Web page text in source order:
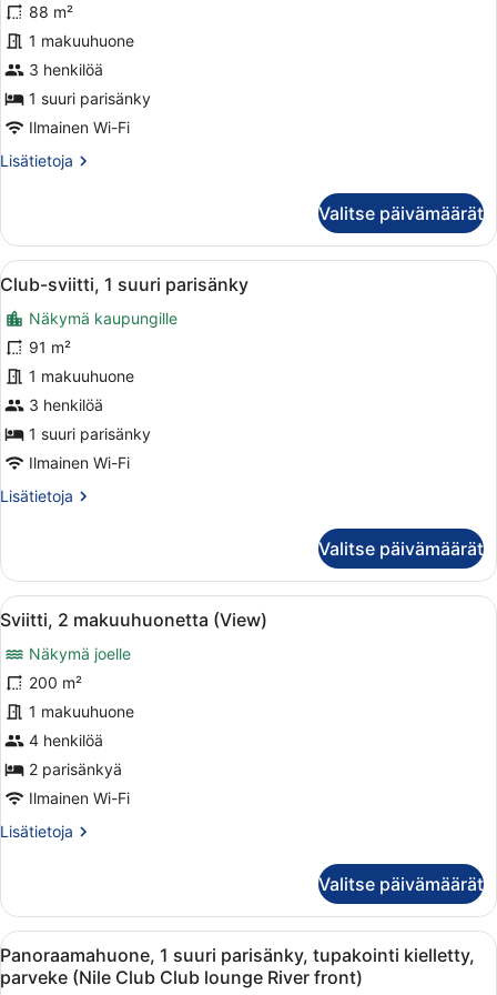
Panoraamasviitti,
1
suuri
parisänky
kuvat
88 m²
1 makuuhuone
3 henkilöä
1 suuri parisänky
Ilmainen Wi-Fi
Lisätietoja
Lisätietoja
suuri
parisänky
Valitse päivämäärät
Avaa
kaikki
huonetyypin
Club-
sviitti,
1
suuri
parisänky
kuvat
Moderni hotellihuone, jossa on
11
Club-sviitti, 1 suuri parisänky
Näkymä kaupungille
91 m²
1 makuuhuone
3 henkilöä
1 suuri parisänky
Ilmainen Wi-Fi
Lisätietoja
Lisätietoja
1
suuri
parisänky
Valitse päivämäärät
Avaa
kaikki
huonetyypin
Sviitti,
2
makuuhuonetta
(View)
kuvat
Moderni hotellihuone, jossa on
13
Sviitti, 2 makuuhuonetta (View)
Näkymä joelle
200 m²
1 makuuhuone
4 henkilöä
2 parisänkyä
Ilmainen Wi-Fi
Lisätietoja
Lisätietoja
makuuhuonetta
(View)
Valitse päivämäärät
Avaa
kaikki
Moderni hotellihuone, jossa on
11
Panoraamahuone, 1 suuri parisänky, tupakointi kielletty,
parveke (Nile Club Club lounge River front)